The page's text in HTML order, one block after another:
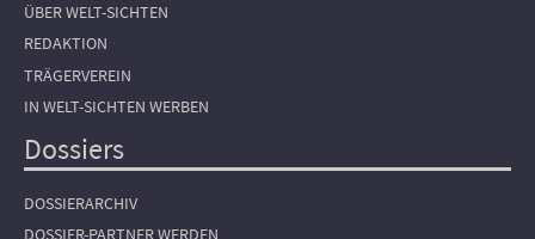
ÜBER WELT-SICHTEN
REDAKTION
TRÄGERVEREIN
IN WELT-SICHTEN WERBEN
Dossiers
DOSSIERARCHIV